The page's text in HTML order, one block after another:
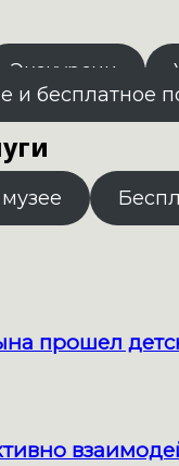
Экскурсии
и бесплатное
прошел